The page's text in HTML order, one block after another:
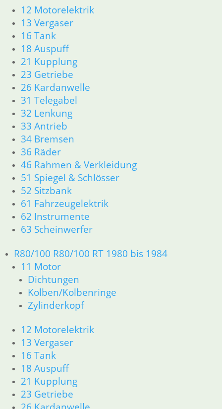
12 Motorelektrik
13 Vergaser
16 Tank
18 Auspuff
21 Kupplung
23 Getriebe
26 Kardanwelle
31 Telegabel
32 Lenkung
33 Antrieb
34 Bremsen
36 Räder
46 Rahmen & Verkleidung
51 Spiegel & Schlösser
52 Sitzbank
61 Fahrzeugelektrik
62 Instrumente
63 Scheinwerfer
R80/100 R80/100 RT 1980 bis 1984
11 Motor
Dichtungen
Kolben/Kolbenringe
Zylinderkopf
12 Motorelektrik
13 Vergaser
16 Tank
18 Auspuff
21 Kupplung
23 Getriebe
34 Bremsen
36 Räder
46 Rahmen & Verkleidung R60/6 – R90/S
51 Spiegel & Schlösser
52 Sitzbank
61 Fahrzeugelektrik
62 Instrumente
R 60/7 – R 100 RT Bj. 1976 – 1979
11 Motor
Dichtungen
Kolben/Kolbenringe
Zylinderkopf
12 Motorelektrik
13 Vergaser
16 Tank
18 Auspuff
21 Kupplung
23 Getriebe
26 Kardanwelle
31 Telegabel
32 Lenkung
34 Bremsen
36 Räder
46 Rahmen & Verkleidung
51 Spiegel & Schlösser
52 Sitzbank
61 Fahrzeugelektrik
62 Instrumente
63 Scheinwerfer
R80/100 R80/100 RT 1980 bis 1984
11 Motor
Dichtungen
Kolben/Kolbenringe
Zylinderkopf
12 Motorelektrik